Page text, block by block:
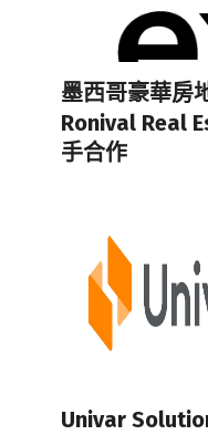
墨西哥豪華房
Ronival Real
手合作
Univar